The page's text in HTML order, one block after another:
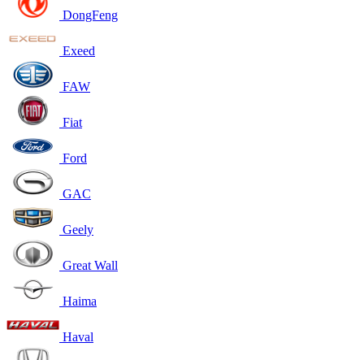
DongFeng
Exeed
FAW
Fiat
Ford
GAC
Geely
Great Wall
Haima
Haval